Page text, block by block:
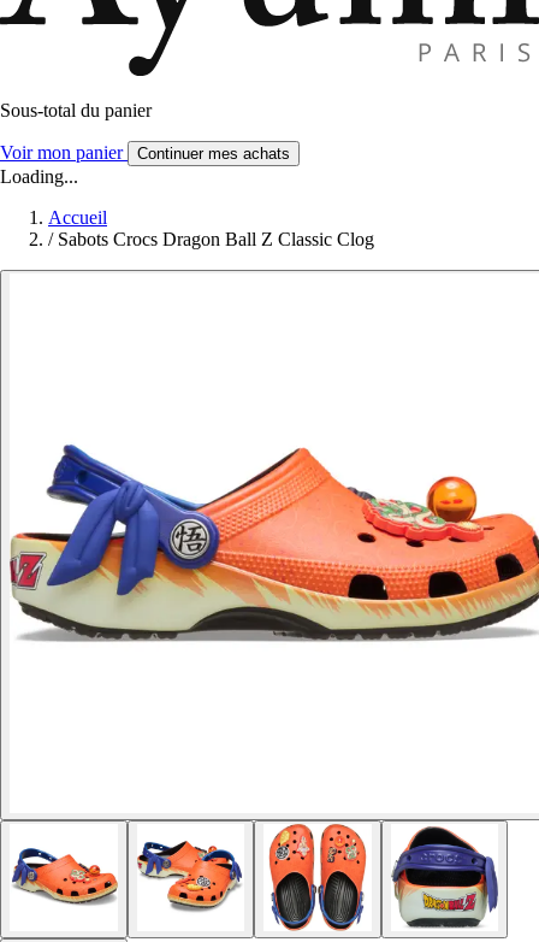
Sous-total du panier
Voir mon panier Continuer mes achats
Loading...
Accueil
/ Sabots Crocs Dragon Ball Z Classic Clog